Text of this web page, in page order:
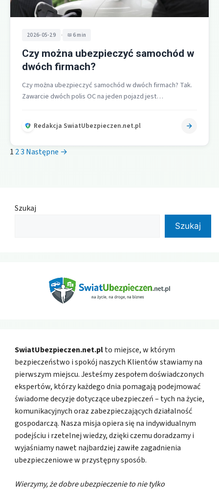
2026-05-29 • 6 min
Czy można ubezpieczyć samochód w
dwóch firmach?
Czy można ubezpieczyć samochód w dwóch firmach? Tak.
Zawarcie dwóch polis OC na jeden pojazd jest
Redakcja SwiatUbezpieczen.net.pl
1 23 Następne →
Szukaj
Szukaj
SwiatUbezpieczen.net.plto miejsce, w którym
bezpieczeństwo i spokój naszych Klientów stawiamy na
pierwszym miejscu. Jesteśmy zespołem doświadczonych
ekspertów, którzy każdego dnia pomagają podejmować
świadome decyzje dotyczące ubezpieczeń – tych na życie,
komunikacyjnych oraz zabezpieczających działalność
gospodarczą. Nasza misja opiera się na indywidualnym
podejściu i rzetelnej wiedzy, dzięki czemu doradzamy i
wyjaśniamy nawet najbardziej zawiłe zagadnienia
ubezpieczeniowe w przystępny sposób.
Wierzymy, że dobre ubezpieczenie to nie tylko